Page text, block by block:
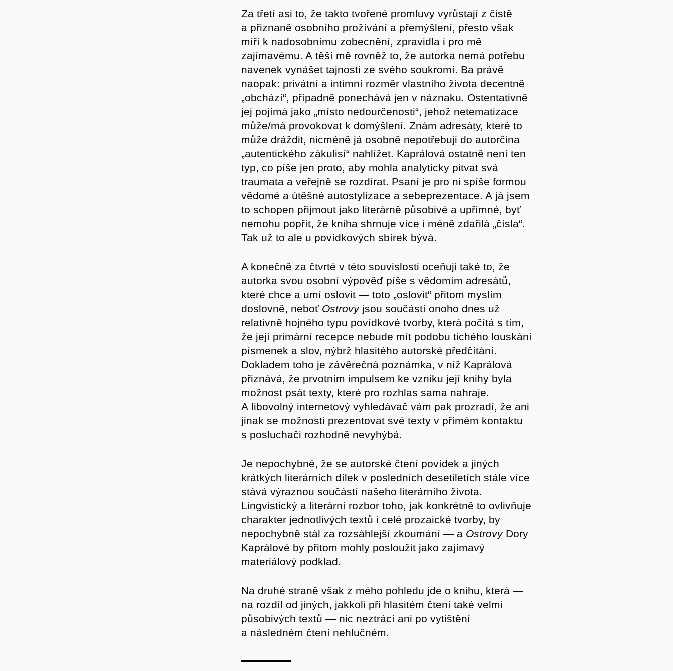
Hostcast Akce
Obchod
Za třetí asi to, že takto tvořené promluvy vyrůstají z čistě
a přiznaně osobního prožívání a přemýšlení, přesto však
míří k nadosobnímu zobecnění, zpravidla i pro mě
zajímavému. A těší mě rovněž to, že autorka nemá potřebu
navenek vynášet tajnosti ze svého soukromí. Ba právě
naopak: privátní a intimní rozměr vlastního života decentně
„obchází“, případně ponechává jen v náznaku. Ostentativně
jej pojímá jako „místo nedourčenosti“, jehož netematizace
může/má provokovat k domýšlení. Znám adresáty, které to
může dráždit, nicméně já osobně nepotřebuji do autorčina
„autentického zákulisí“ nahlížet. Kaprálová ostatně není ten
typ, co píše jen proto, aby mohla analyticky pitvat svá
traumata a veřejně se rozdírat. Psaní je pro ni spíše formou
vědomé a útěšné autostylizace a sebeprezentace. A já jsem
to schopen přijmout jako literárně působivé a upřímné, byť
nemohu popřít, že kniha shrnuje více i méně zdařilá „čísla“.
Tak už to ale u povídkových sbírek bývá.
A konečně za čtvrté v této souvislosti oceňuji také to, že
autorka svou osobní výpověď píše s vědomím adresátů,
které chce a umí oslovit — toto „oslovit“ přitom myslím
doslovně, neboť Ostrovyjsou součástí onoho dnes už
relativně hojného typu povídkové tvorby, která počítá s tím,
že její primární recepce nebude mít podobu tichého louskání
písmenek a slov, nýbrž hlasitého autorské předčítání.
Dokladem toho je závěrečná poznámka, v níž Kaprálová
přiznává, že prvotním impulsem ke vzniku její knihy byla
možnost psát texty, které pro rozhlas sama nahraje.
A libovolný internetový vyhledávač vám pak prozradí, že ani
jinak se možnosti prezentovat své texty v přímém kontaktu
s posluchači rozhodně nevyhýbá.
Je nepochybné, že se autorské čtení povídek a jiných
krátkých literárních dílek v posledních desetiletích stále více
stává výraznou součástí našeho literárního života.
Lingvistický a literární rozbor toho, jak konkrétně to ovlivňuje
charakter jednotlivých textů i celé prozaické tvorby, by
nepochybně stál za rozsáhlejší zkoumání — a OstrovyDory
Kaprálové by přitom mohly posloužit jako zajímavý
materiálový podklad.
Na druhé straně však z mého pohledu jde o knihu, která —
na rozdíl od jiných, jakkoli při hlasitém čtení také velmi
působivých textů — nic neztrácí ani po vytištění
a následném čtení nehlučném.